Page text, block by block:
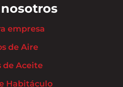
empresa
de Aire
de Aceite
Habitáculo